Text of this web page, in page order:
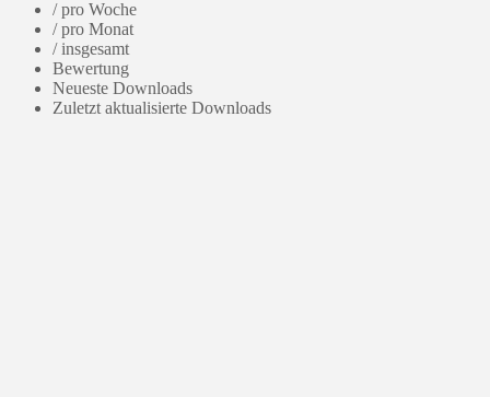
/ pro Woche
/ pro Monat
/ insgesamt
Bewertung
Neueste Downloads
Zuletzt aktualisierte Downloads